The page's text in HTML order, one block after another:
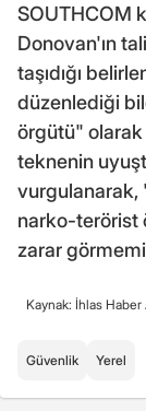
SOUTHCOM
Donovan'ın
taşıdığı
düzenlediği
örgütü"
teknenin
vurgulanarak,
narko-terörist
zarar
Kaynak: İhlas Haber
Güvenlik Yerel